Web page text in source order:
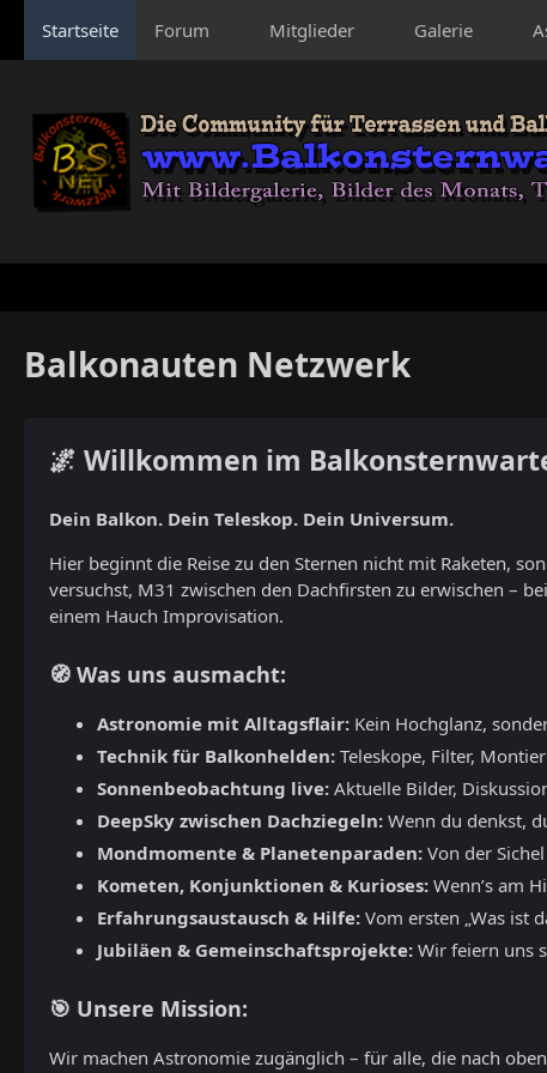
Startseite Forum Mitglieder Galerie
Balkonauten Netzwerk
🌌 Willkommen im
Dein Balkon. Dein Teleskop. Dein Universum.
Hier beginnt die Reise zu den Sternen nicht mit Raketen,
versuchst, M31 zwischen den Dachfirsten zu erwischen –
einem Hauch Improvisation.
🧭 Was uns ausmacht:
Astronomie mit Alltagsflair: Kein Hochglanz,
Technik für Balkonhelden: Teleskope, Filter,
Sonnenbeobachtung live: Aktuelle Bilder,
DeepSky zwischen Dachziegeln: Wenn du denkst,
Mondmomente & Planetenparaden: Von der
Kometen, Konjunktionen & Kurioses: Wenn’s am
Erfahrungsaustausch & Hilfe: Vom ersten „Was ist
Jubiläen & Gemeinschaftsprojekte: Wir feiern uns
🎯 Unsere Mission:
Wir machen Astronomie zugänglich – für alle, die nach